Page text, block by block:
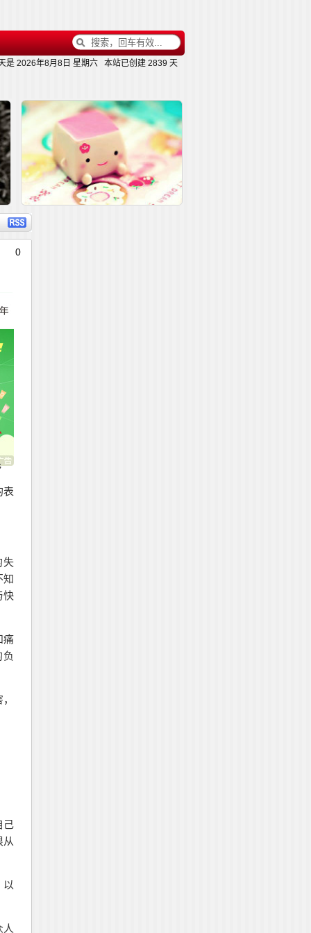
是 2026年8月8日 星期六 本站已创建 2839 天
容
0
表
失
知
快
痛
己
从